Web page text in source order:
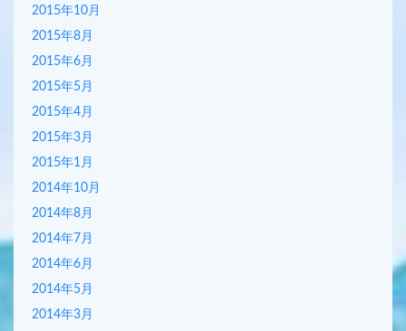
2015年10月
2015年8月
2015年6月
2015年5月
2015年4月
2015年3月
2015年1月
2014年10月
2014年8月
2014年7月
2014年6月
2014年5月
2014年3月